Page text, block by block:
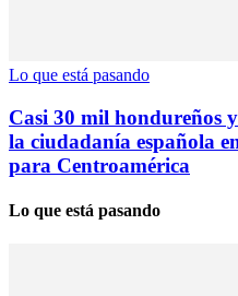
Lo que está pasando
Casi 30 mil hondureños
la ciudadanía española
para Centroamérica
Lo que está pasando